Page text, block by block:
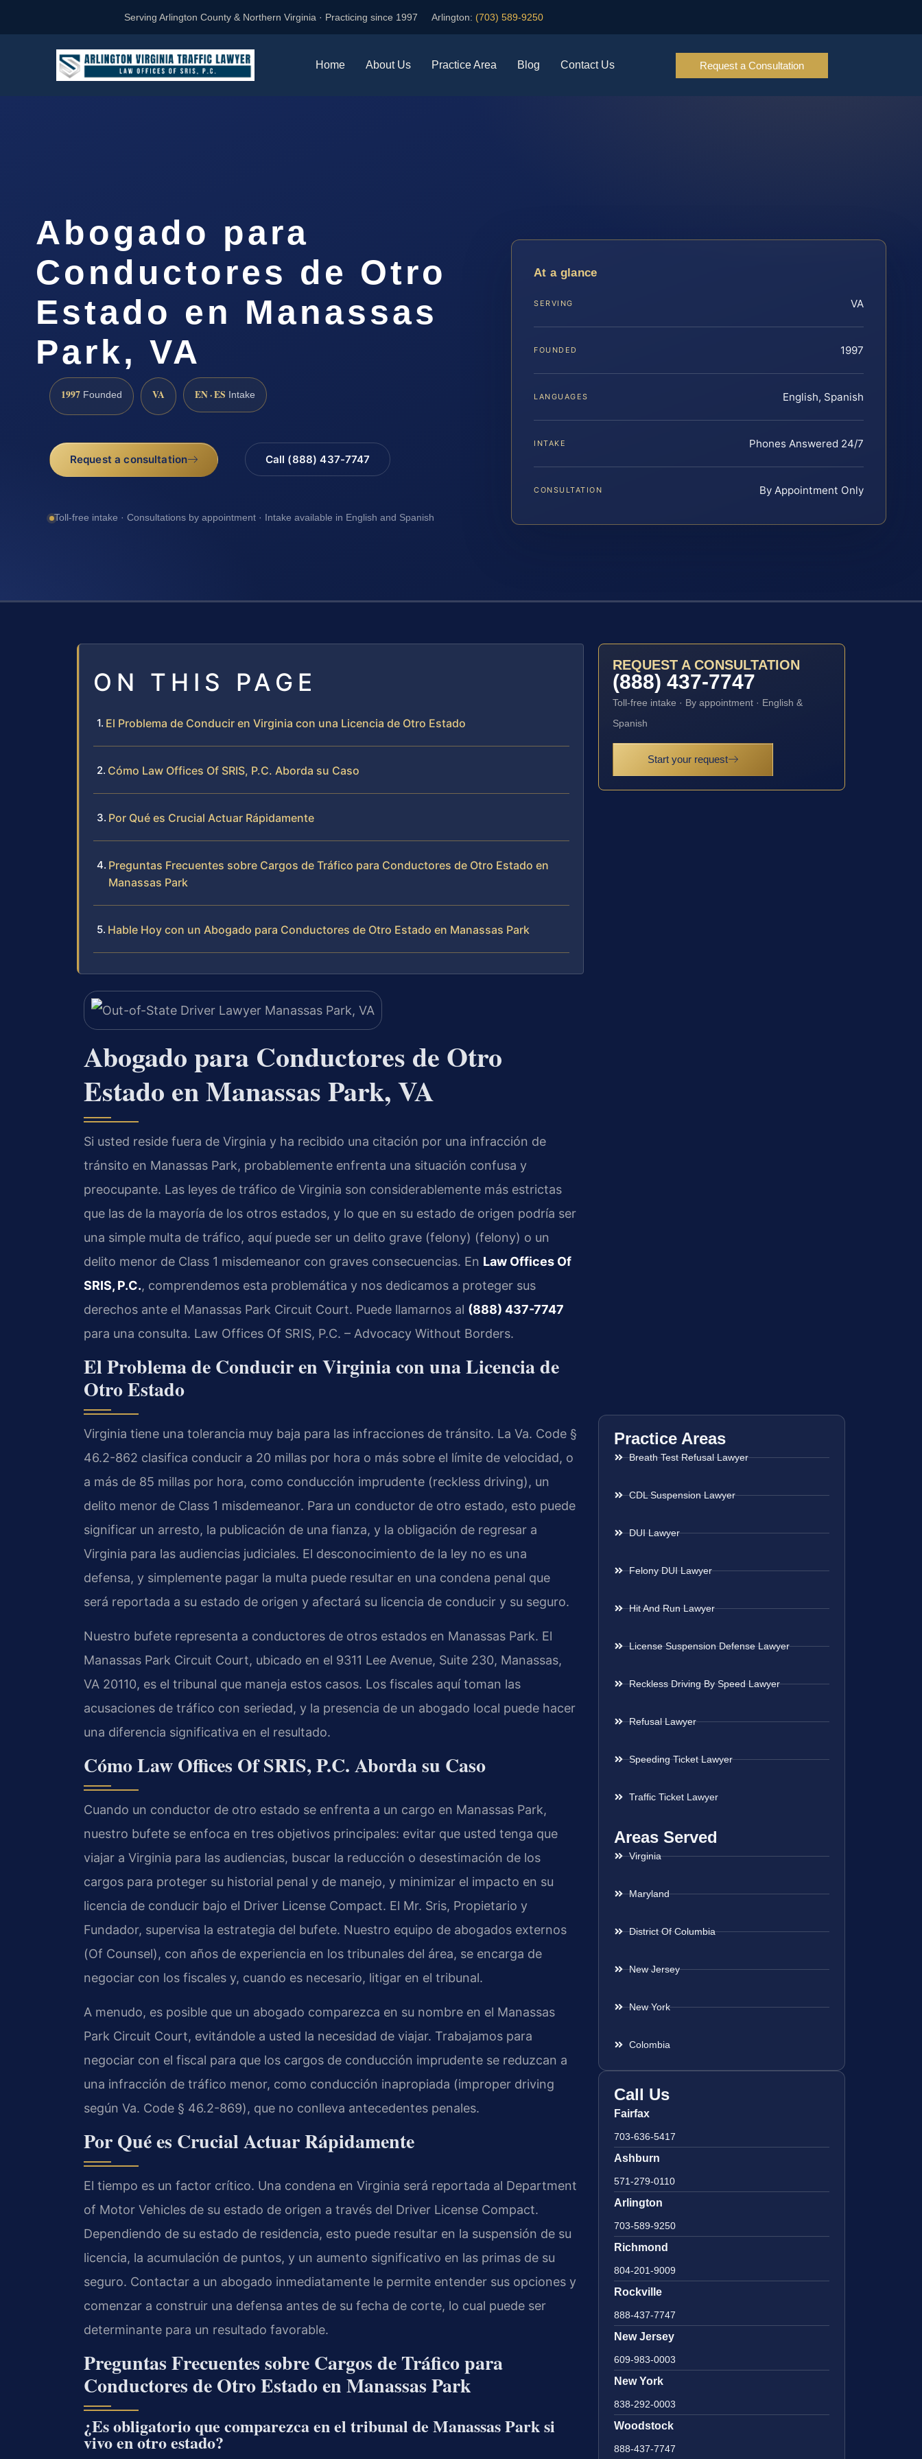
Serving Arlington County & Northern Virginia · Practicing since 1997 Arlington: (703) 589-9250
Home About Us Practice Area Blog Contact Us Request a Consultation
Abogado para
Conductores de Otro
Estado en Manassas
Park, VA
1997 Founded VA EN · ES Intake
Request a consultation Call (888) 437-7747
Toll-free intake · Consultations by appointment · Intake available in English and Spanish
At a glance
SERVING VA
FOUNDED 1997
LANGUAGES English, Spanish
INTAKE Phones Answered 24/7
CONSULTATION By Appointment Only
ON THIS PAGE
El Problema de Conducir en Virginia con una Licencia de Otro Estado
Cómo Law Offices Of SRIS, P.C. Aborda su Caso
Por Qué es Crucial Actuar Rápidamente
Preguntas Frecuentes sobre Cargos de Tráfico para Conductores de Otro Estado en
Manassas Park
Hable Hoy con un Abogado para Conductores de Otro Estado en Manassas Park
Abogado para Conductores de Otro
Estado en Manassas Park, VA
Si usted reside fuera de Virginia y ha recibido una citación por una infracción de
tránsito en Manassas Park, probablemente enfrenta una situación confusa y
preocupante. Las leyes de tráfico de Virginia son considerablemente más estrictas
que las de la mayoría de los otros estados, y lo que en su estado de origen podría ser
una simple multa de tráfico, aquí puede ser un delito grave (felony) (felony) o un
delito menor de Class 1 misdemeanor con graves consecuencias. En Law Offices Of
SRIS, P.C., comprendemos esta problemática y nos dedicamos a proteger sus
derechos ante el Manassas Park Circuit Court. Puede llamarnos al (888) 437-7747
para una consulta. Law Offices Of SRIS, P.C. – Advocacy Without Borders.
El Problema de Conducir en Virginia con una Licencia de
Otro Estado
Virginia tiene una tolerancia muy baja para las infracciones de tránsito. La Va. Code §
46.2-862 clasifica conducir a 20 millas por hora o más sobre el límite de velocidad, o
a más de 85 millas por hora, como conducción imprudente (reckless driving), un
delito menor de Class 1 misdemeanor. Para un conductor de otro estado, esto puede
significar un arresto, la publicación de una fianza, y la obligación de regresar a
Virginia para las audiencias judiciales. El desconocimiento de la ley no es una
defensa, y simplemente pagar la multa puede resultar en una condena penal que
será reportada a su estado de origen y afectará su licencia de conducir y su seguro.
Nuestro bufete representa a conductores de otros estados en Manassas Park. El
Manassas Park Circuit Court, ubicado en el 9311 Lee Avenue, Suite 230, Manassas,
VA 20110, es el tribunal que maneja estos casos. Los fiscales aquí toman las
acusaciones de tráfico con seriedad, y la presencia de un abogado local puede hacer
una diferencia significativa en el resultado.
CómoLaw Offices Of SRIS, P.C.Aborda su Caso
Cuando un conductor de otro estado se enfrenta a un cargo en Manassas Park,
nuestro bufete se enfoca en tres objetivos principales: evitar que usted tenga que
viajar a Virginia para las audiencias, buscar la reducción o desestimación de los
cargos para proteger su historial penal y de manejo, y minimizar el impacto en su
licencia de conducir bajo el Driver License Compact. El Mr. Sris, Propietario y
Fundador, supervisa la estrategia del bufete. Nuestro equipo de abogados externos
(Of Counsel), con años de experiencia en los tribunales del área, se encarga de
negociar con los fiscales y, cuando es necesario, litigar en el tribunal.
A menudo, es posible que un abogado comparezca en su nombre en el Manassas
Park Circuit Court, evitándole a usted la necesidad de viajar. Trabajamos para
negociar con el fiscal para que los cargos de conducción imprudente se reduzcan a
una infracción de tráfico menor, como conducción inapropiada (improper driving
según Va. Code § 46.2-869), que no conlleva antecedentes penales.
Por Qué es Crucial Actuar Rápidamente
El tiempo es un factor crítico. Una condena en Virginia será reportada al Department
of Motor Vehicles de su estado de origen a través del Driver License Compact.
Dependiendo de su estado de residencia, esto puede resultar en la suspensión de su
licencia, la acumulación de puntos, y un aumento significativo en las primas de su
seguro. Contactar a un abogado inmediatamente le permite entender sus opciones y
comenzar a construir una defensa antes de su fecha de corte, lo cual puede ser
determinante para un resultado favorable.
Preguntas Frecuentes sobre Cargos de Tráfico para
Conductores de Otro Estado en Manassas Park
¿Es obligatorio que comparezca en el tribunal de Manassas Park si
vivo en otro estado?
REQUEST A CONSULTATION
(888) 437-7747
Toll-free intake · By appointment · English &
Spanish
Start your request
Practice Areas
Breath Test Refusal Lawyer
CDL Suspension Lawyer
DUI Lawyer
Felony DUI Lawyer
Hit And Run Lawyer
License Suspension Defense Lawyer
Reckless Driving By Speed Lawyer
Refusal Lawyer
Speeding Ticket Lawyer
Traffic Ticket Lawyer
Areas Served
Virginia
Maryland
District Of Columbia
New Jersey
New York
Colombia
Call Us
Fairfax
703-636-5417
Ashburn
571-279-0110
Arlington
703-589-9250
Richmond
804-201-9009
Rockville
888-437-7747
New Jersey
609-983-0003
New York
838-292-0003
Woodstock
888-437-7747